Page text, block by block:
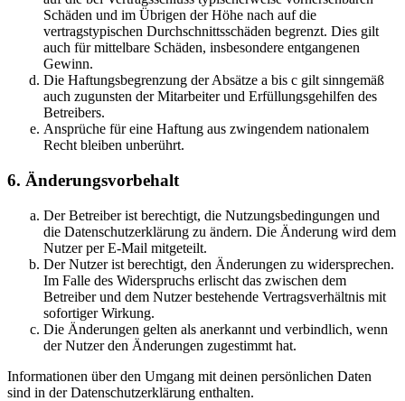
Schäden und im Übrigen der Höhe nach auf die
vertragstypischen Durchschnittsschäden begrenzt. Dies gilt
auch für mittelbare Schäden, insbesondere entgangenen
Gewinn.
Die Haftungsbegrenzung der Absätze a bis c gilt sinngemäß
auch zugunsten der Mitarbeiter und Erfüllungsgehilfen des
Betreibers.
Ansprüche für eine Haftung aus zwingendem nationalem
Recht bleiben unberührt.
6. Änderungsvorbehalt
Der Betreiber ist berechtigt, die Nutzungsbedingungen und
die Datenschutzerklärung zu ändern. Die Änderung wird dem
Nutzer per E-Mail mitgeteilt.
Der Nutzer ist berechtigt, den Änderungen zu widersprechen.
Im Falle des Widerspruchs erlischt das zwischen dem
Betreiber und dem Nutzer bestehende Vertragsverhältnis mit
sofortiger Wirkung.
Die Änderungen gelten als anerkannt und verbindlich, wenn
der Nutzer den Änderungen zugestimmt hat.
Informationen über den Umgang mit deinen persönlichen Daten
sind in der Datenschutzerklärung enthalten.